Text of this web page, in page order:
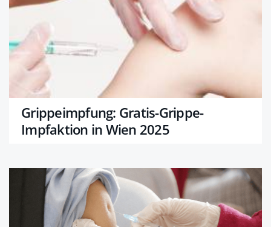
Grippeimpfung: Gratis-Grippe-
Impfaktion in Wien 2025